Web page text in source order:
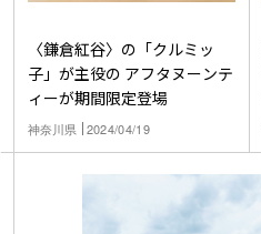
〈鎌倉紅谷〉の「クルミッ
子」が主役の アフタヌーンテ
ィーが期間限定登場
神奈川県 2024/04/19